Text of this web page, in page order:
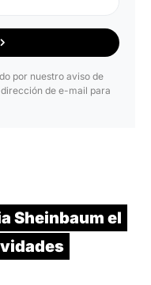
por nuestro aviso de
de e-mail para
Sheinbaum el